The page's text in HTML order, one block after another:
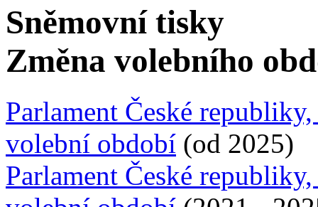
Sněmovní tisky
Změna volebního
Parlament České
volební období (od 2025)
Parlament České